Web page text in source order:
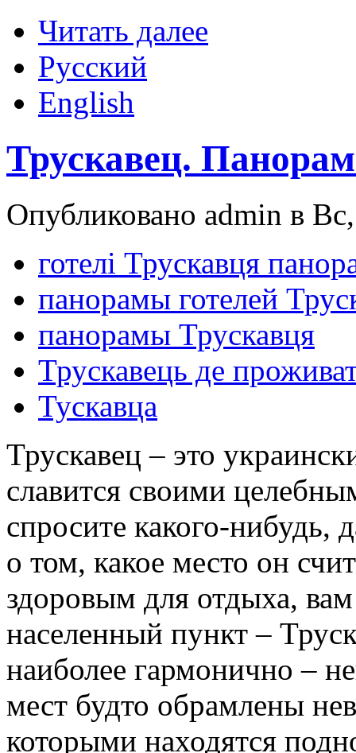
Читать далее
Русский
English
Трускавец.
Опубликовано admin в
готелі Трускавця
панорамы готелей
панорамы Трускавця
Трускавець де
Тускавца
Трускавец – это
славится своими
спросите какого-нибудь,
о том, какое место он
здоровым для отдыха,
населенный пункт –
наиболее гармонично –
мест будто обрамлены
которыми находятся